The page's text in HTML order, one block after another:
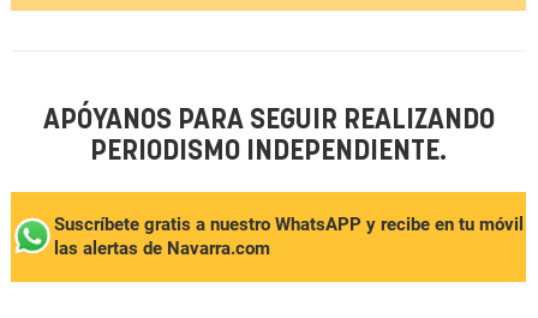
APÓYANOS PARA SEGUIR REALIZANDO
PERIODISMO INDEPENDIENTE.
Suscríbete gratis a nuestro WhatsAPP y recibe en tu móvil
las alertas de Navarra.com